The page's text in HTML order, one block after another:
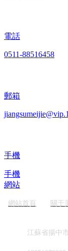
電話
0511-88516458
郵箱
手機
手機
網站
網站首頁 關于
江蘇省揚中